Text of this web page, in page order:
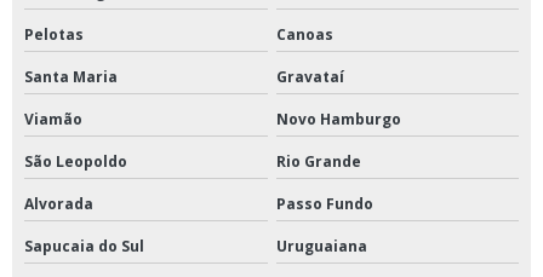
Pelotas Canoas
Santa Maria Gravataí
Viamão Novo Hamburgo
São Leopoldo Rio Grande
Alvorada Passo Fundo
Sapucaia do Sul Uruguaiana